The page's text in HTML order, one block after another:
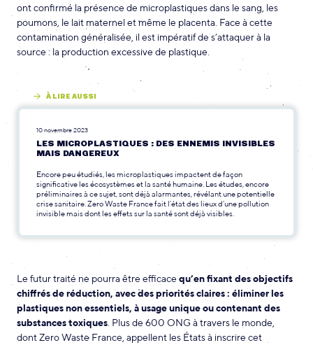
ont confirmé la présence de microplastiques dans le sang, les
poumons, le lait maternel et même le placenta. Face à cette
contamination généralisée, il est impératif de s’attaquer à la
source : la production excessive de plastique.
À LIRE AUSSI
10 novembre 2023
LES MICROPLASTIQUES : DES ENNEMIS INVISIBLES
MAIS DANGEREUX
Encore peu étudiés, les microplastiques impactent de façon
significative les écosystèmes et la santé humaine. Les études, encore
préliminaires à ce sujet, sont déjà alarmantes, révélant une potentielle
crise sanitaire. Zero Waste France fait l’état des lieux d’une pollution
invisible mais dont les effets sur la santé sont déjà visibles.
Le futur traité ne pourra être efficace qu’en fixant des objectifs
chiffrés de réduction, avec des priorités claires : éliminer les
plastiques non essentiels, à usage unique ou contenant des
substances toxiques . Plus de 600 ONG à travers le monde,
dont Zero Waste France, appellent les États à inscrire cet